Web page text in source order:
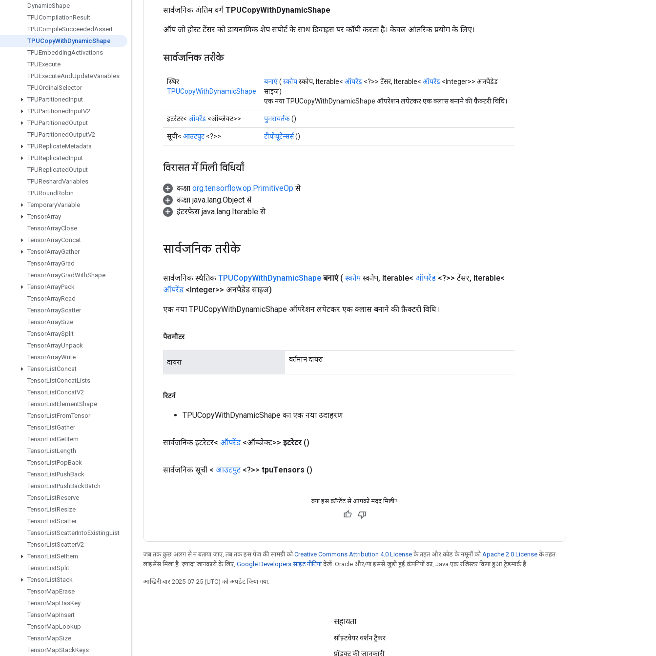
DynamicShape
TPUCompilationResult
TPUCompileSucceededAssert
TPUCopyWithDynamicShape
TPUEmbeddingActivations
TPUExecute
TPUExecuteAndUpdateVariables
TPUOrdinal Selector
TPUPartitionedInput
TPUPartitionedInputV2
TPUPartitionedOutput
TPUPartitionedOutputV2
TPUReplicateMetadata
TPUReplicatedInput
TPUReplicatedOutput
TPUReshardVariables
TPURoundRobin
TemporaryVariable
TensorArray
TensorArrayClose
TensorArrayConcat
TensorArrayGather
TensorArrayGrad
TensorArrayGradWithShape
TensorArrayPack
TensorArrayRead
TensorArrayScatter
TensorArraySize
TensorArraySplit
TensorArrayUnpack
TensorArrayWrite
TensorListConcat
TensorListConcatLists
TensorListConcatV2
TensorListElementShape
TensorListFromTensor
TensorListGather
TensorListGetItem
TensorListLength
TensorListPopBack
TensorListPushBack
TensorListPushBackBatch
TensorListReserve
TensorListResize
TensorListScatter
TensorListScatterIntoExistingList
TensorListScatterV2
TensorListSetItem
TensorListSplit
TensorListStack
TensorMapErase
TensorMapHasKey
TensorMapInsert
TensorMapLookup
TensorMapSize
TensorMapStackKeys
सार्वजनिक अंतिम वर्ग TPUCopyWithDynamicShape
ऑप जो होस्ट टेंसर को डायनामिक शेप सपोर्ट के साथ डिवाइस पर कॉपी करता है। केवल आंतरिक प्रयोग के लिए।
सार्वजनिक तरीके
स्थिर
TPUCopyWithDynamicShape
बनाएं( स्कोपस्कोप, Iterable< ऑपरेंड <?>> टेंसर, Iterable< ऑपरेंड <Integer>> अनपैडेड
साइज)
एक नया TPUCopyWithDynamicShape ऑपरेशन लपेटकर एक क्लास बनाने की फ़ैक्टरी विधि।
इटरेटर< ऑपरेंड <ऑब्जेक्ट>> पुनरावर्तक()
सूची< आउटपुट <?>> टीपीयूटेन्सर्स()
विरासत में मिली विधियाँ
कक्षा org.tensorflow.op.PrimitiveOp से
कक्षा java.lang.Object से
इंटरफ़ेस java.lang.Iterable से
सार्वजनिक तरीके
सार्वजनिक स्थैतिक TPUCopyWithDynamicShape बनाएं ( स्कोप स्कोप, Iterable< ऑपरेंड <?>> टेंसर, Iterable<
ऑपरेंड <Integer>> अनपैडेड साइज)
एक नया TPUCopyWithDynamicShape ऑपरेशन लपेटकर एक क्लास बनाने की फ़ैक्टरी विधि।
पैरामीटर
दायरा वर्तमान दायरा
रिटर्न
TPUCopyWithDynamicShape का एक नया उदाहरण
सार्वजनिक इटरेटर< ऑपरेंड <ऑब्जेक्ट>> इटरेटर ()
सार्वजनिक सूची < आउटपुट <?>> tpuTensors ()
क्या इस कॉन्टेंट से आपको मदद मिली?
जब तक कुछ अलग से न बताया जाए, तब तक इस पेज की सामग्री कोCreative Commons Attribution 4.0 License के तहत और कोड के नमूनों को Apache 2.0 License के तहत
लाइसेंस मिला है. ज़्यादा जानकारी के लिए, Google Developers साइट नीतियांदेखें. Oracle और/या इससे जुड़ी हुई कंपनियों का, Java एक रजिस्टर किया हुआ ट्रेडमार्क है.
आखिरी बार 2025-07-25 (UTC) को अपडेट किया गया.
जुड़े रहें सहायता
सॉफ़्टवेयर वर्शन ट्रैकर
प्रॉडक्ट की जानकारी